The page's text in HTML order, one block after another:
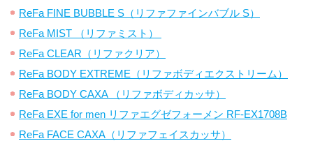
ReFa FINE BUBBLE S（リファファインバブル S）
ReFa MIST （リファミスト）
ReFa CLEAR（リファクリア）
ReFa BODY EXTREME（リファボディエクストリーム）
ReFa BODY CAXA （リファボディカッサ）
ReFa EXE for men リファエグゼフォーメン RF-EX1708B
ReFa FACE CAXA（リファフェイスカッサ）